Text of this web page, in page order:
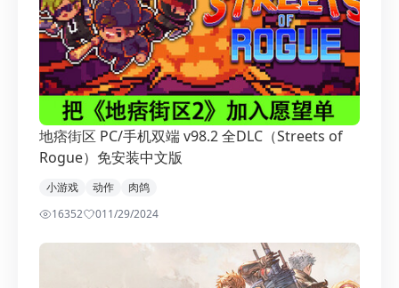
地痞街区 PC/手机双端 v98.2 全DLC（Streets of
Rogue）免安装中文版
小游戏 动作
肉鸽
16352
011/29/2024